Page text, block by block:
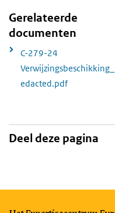
Gerelateerde
documenten
C-279-24
edacted.pdf
Deel deze pagina